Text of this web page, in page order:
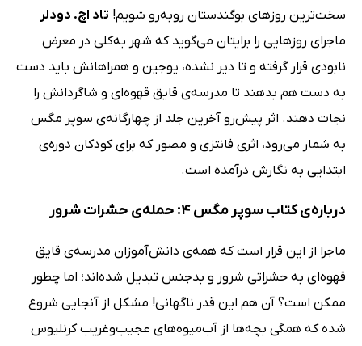
سخت‌ترین روزهای بوگندستان روبه‌رو شویم! تاد اچ. دودلر
ماجرای روزهایی را برایتان می‌گوید که شهر به‌کلی در معرض
نابودی قرار گرفته و تا دیر نشده، یوجین و همراهانش باید دست
به دست هم بدهند تا مدرسه‌ی قایق قهوه‌ای و شاگردانش را
نجات دهند. اثر پیش‌رو آخرین جلد از چهارگانه‌ی سوپر مگس
به شمار می‌رود، اثری فانتزی و مصور که برای کودکان دوره‌ی
ابتدایی به نگارش درآمده است.
درباره‌ی کتاب سوپر مگس 4: حمله‌ی حشرات شرور
ماجرا از این قرار است که همه‌ی دانش‌آموزان مدرسه‌ی قایق
قهوه‌ای به حشراتی شرور و بدجنس تبدیل شده‌اند؛ اما چطور
ممکن است؟ آن هم این قدر ناگهانی! مشکل از آنجایی شروع
شده که همگی بچه‌ها از آب‌میوه‌های عجیب‌و‌غریب کرنلیوس